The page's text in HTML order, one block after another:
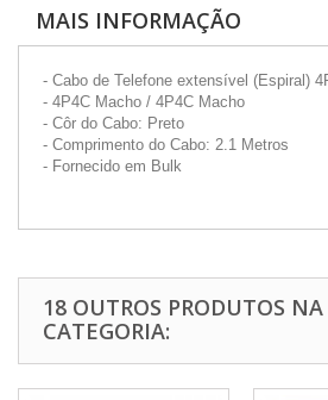
MAIS INFORMAÇÃO
- Cabo de Telefone extensível (Espiral)
- 4P4C Macho / 4P4C Macho
- Côr do Cabo: Preto
- Comprimento do Cabo: 2.1 Metros
- Fornecido em Bulk
18 OUTROS PRODUTOS
CATEGORIA: